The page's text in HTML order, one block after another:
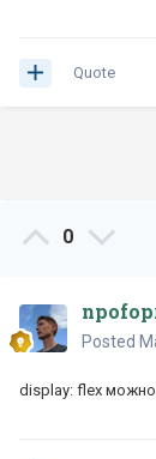
Quote
0
Posted
display: flex